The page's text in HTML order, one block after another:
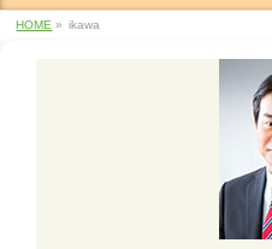
HOME » ikawa